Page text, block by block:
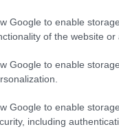
Google to enable storage
of the website or
Google to enable storage
Google to enable storage
including
elnökgyilkosok